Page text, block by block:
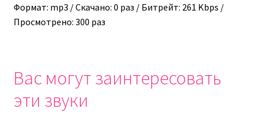
Формат: mp3 / Скачано: 0 раз / Битрейт: 261 Kbps /
Просмотрено: 300 раз
Вас могут заинтересовать
эти звуки